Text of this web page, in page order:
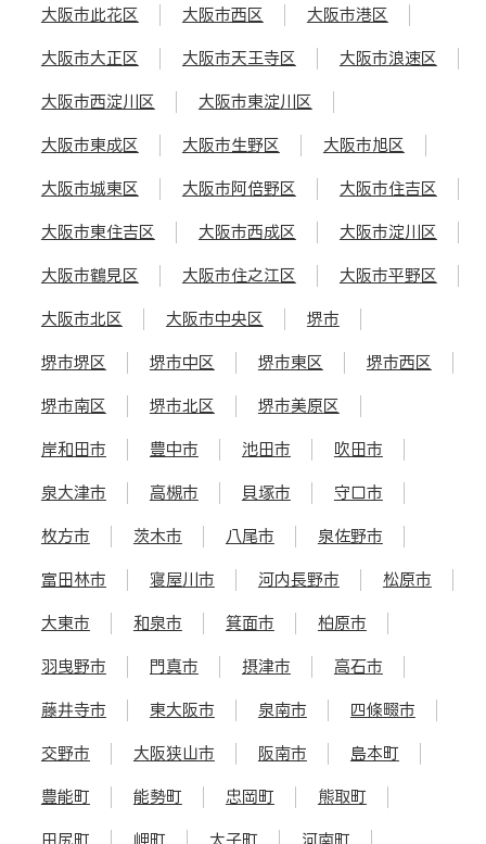
大阪市此花区 大阪市西区 大阪市港区
大阪市大正区 大阪市天王寺区 大阪市浪速区
大阪市西淀川区 大阪市東淀川区
大阪市東成区 大阪市生野区 大阪市旭区
大阪市城東区 大阪市阿倍野区 大阪市住吉区
大阪市東住吉区 大阪市西成区 大阪市淀川区
大阪市鶴見区 大阪市住之江区 大阪市平野区
大阪市北区 大阪市中央区 堺市
堺市堺区 堺市中区 堺市東区 堺市西区
堺市南区 堺市北区 堺市美原区
岸和田市 豊中市 池田市 吹田市
泉大津市 高槻市 貝塚市 守口市
枚方市 茨木市 八尾市 泉佐野市
富田林市 寝屋川市 河内長野市 松原市
大東市 和泉市 箕面市 柏原市
羽曳野市 門真市 摂津市 高石市
藤井寺市 東大阪市 泉南市 四條畷市
交野市 大阪狭山市 阪南市 島本町
豊能町 能勢町 忠岡町 熊取町
田尻町 岬町 太子町 河南町